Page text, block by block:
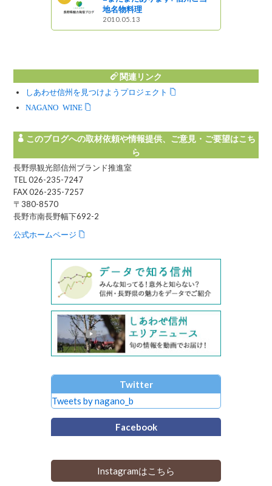
地名物料理
2010.05.13
関連リンク
しあわせ信州を見つけようプロジェクト
NAGANO WINE
このブログへの取材依頼や情報提供、ご意見・ご要望はこち
ら
長野県観光部信州ブランド推進室
TEL 026-235-7247
FAX 026-235-7257
〒380-8570
長野市南長野幅下692-2
公式ホームページ
Twitter
Tweets by nagano_b
Facebook
Instagramはこちら